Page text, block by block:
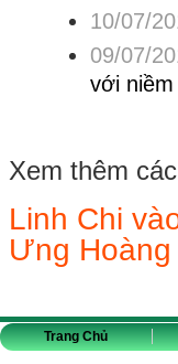
10/07/
09/07/
với
Xem thêm
Linh Chi
Ưng
Trang Chủ